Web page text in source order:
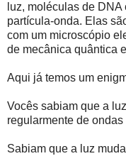
luz, moléculas de
partícula-onda. Elas
com um microscópio
de mecânica quântica
Aqui já temos um
Vocês sabiam que a
regularmente de
Sabiam que a luz